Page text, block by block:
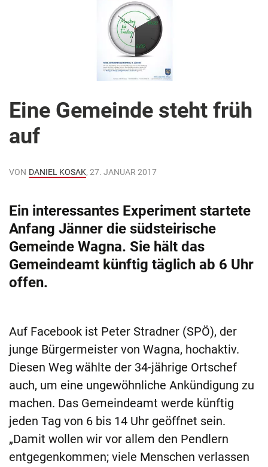
Eine Gemeinde steht früh
auf
VON DANIEL KOSAK, 27. JANUAR 2017
Ein interessantes Experiment startete
Anfang Jänner die südsteirische
Gemeinde Wagna. Sie hält das
Gemeindeamt künftig täglich ab 6 Uhr
offen.
Auf Facebook ist Peter Stradner (SPÖ), der
junge Bürgermeister von Wagna, hochaktiv.
Diesen Weg wählte der 34-jährige Ortschef
auch, um eine ungewöhnliche Ankündigung zu
machen. Das Gemeindeamt werde künftig
jeden Tag von 6 bis 14 Uhr geöffnet sein.
„Damit wollen wir vor allem den Pendlern
entgegenkommen; viele Menschen verlassen